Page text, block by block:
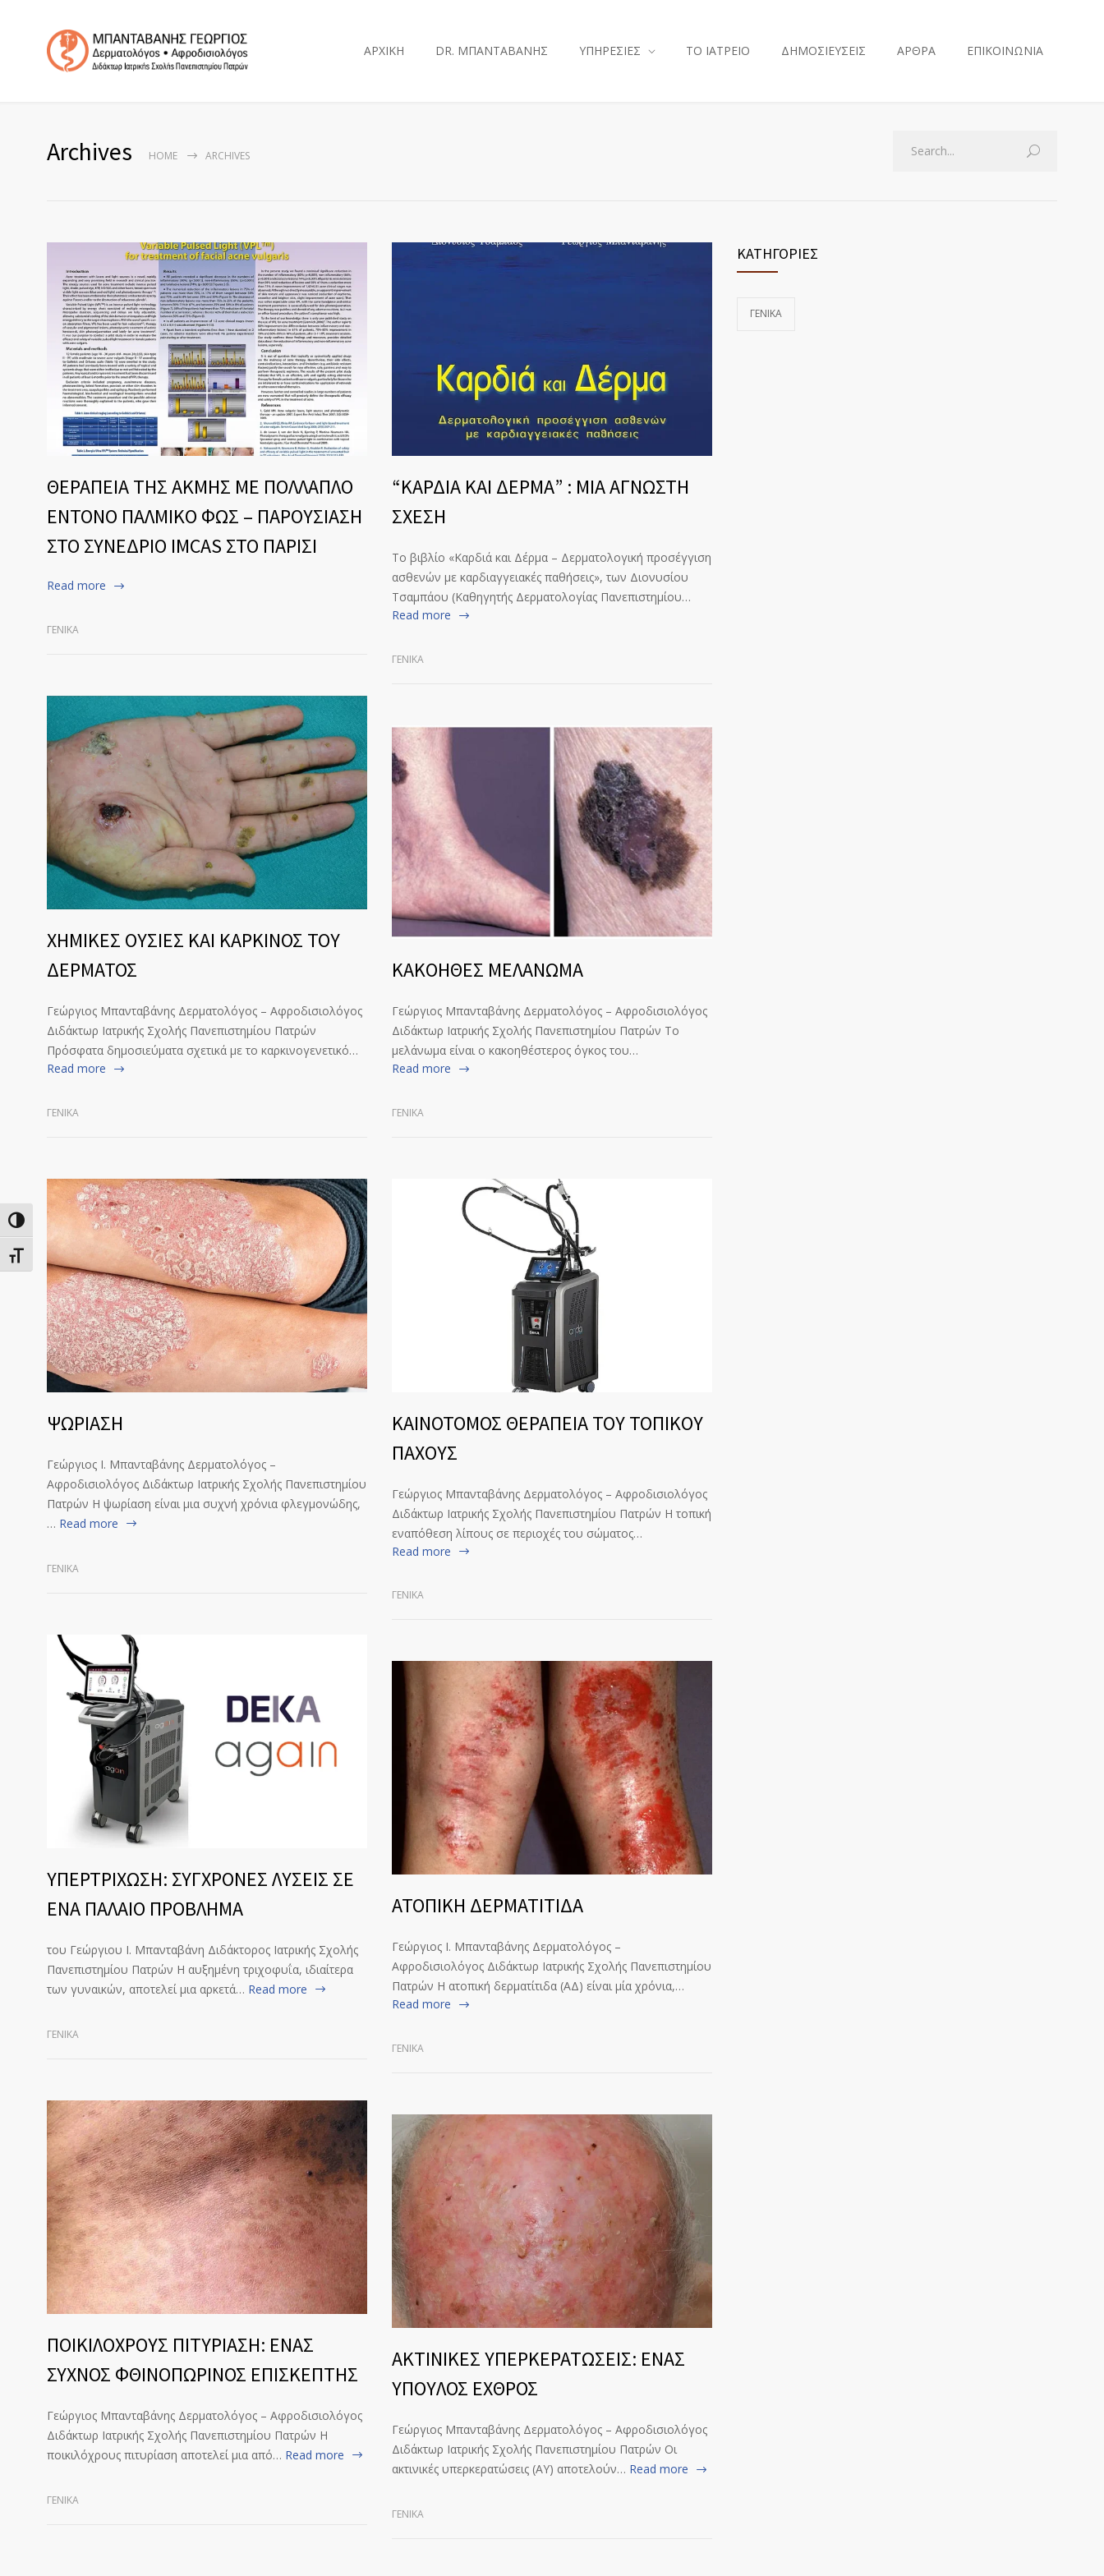
Εναλλαγή Υψηλής Αντίθεσης
Εναλλαγή Μεγέθους Γραμμάτων
ΑΡΧΙΚΗ DR. ΜΠΑΝΤΑΒΑΝΗΣ ΥΠΗΡΕΣΙΕΣ ΤΟ ΙΑΤΡΕΙΟ ΔΗΜΟΣΙΕΥΣΕΙΣ ΑΡΘΡΑ ΕΠΙΚΟΙΝΩΝΙΑ
Archives HOME ARCHIVES
ΘΕΡΑΠΕΙΑ ΤΗΣ ΑΚΜΗΣ ΜΕ ΠΟΛΛΑΠΛΟ
ΕΝΤΟΝΟ ΠΑΛΜΙΚΟ ΦΩΣ – ΠΑΡΟΥΣΙΑΣΗ
ΣΤΟ ΣΥΝΕΔΡΙΟ IMCAS ΣΤΟ ΠΑΡΙΣΙ
Read more
ΓΕΝΙΚΆ
ΧΗΜΙΚΕΣ ΟΥΣΙΕΣ ΚΑΙ ΚΑΡΚΙΝΟΣ ΤΟΥ
ΔΕΡΜΑΤΟΣ
Γεώργιος Μπανταβάνης Δερματολόγος – Αφροδισιολόγος
Διδάκτωρ Ιατρικής Σχολής Πανεπιστημίου Πατρών
Πρόσφατα δημοσιεύματα σχετικά με το καρκινογενετικό…
Read more
ΓΕΝΙΚΆ
ΨΩΡΙΑΣΗ
Γεώργιος Ι. Μπανταβάνης Δερματολόγος –
Αφροδισιολόγος Διδάκτωρ Ιατρικής Σχολής Πανεπιστημίου
Πατρών Η ψωρίαση είναι μια συχνή χρόνια φλεγμονώδης,
… Read more
ΓΕΝΙΚΆ
ΥΠΕΡΤΡΙΧΩΣΗ: ΣΥΓΧΡΟΝΕΣ ΛΥΣΕΙΣ ΣΕ
ΕΝΑ ΠΑΛΑΙΟ ΠΡΟΒΛΗΜΑ
του Γεώργιου Ι. Μπανταβάνη Διδάκτορος Ιατρικής Σχολής
Πανεπιστημίου Πατρών Η αυξημένη τριχοφυΐα, ιδιαίτερα
των γυναικών, αποτελεί μια αρκετά… Read more
ΓΕΝΙΚΆ
ΠΟΙΚΙΛΟΧΡΟΥΣ ΠΙΤΥΡΙΑΣΗ: ΕΝΑΣ
ΣΥΧΝΟΣ ΦΘΙΝΟΠΩΡΙΝΟΣ ΕΠΙΣΚΕΠΤΗΣ
Γεώργιος Μπανταβάνης Δερματολόγος – Αφροδισιολόγος
Διδάκτωρ Ιατρικής Σχολής Πανεπιστημίου Πατρών Η
ποικιλόχρους πιτυρίαση αποτελεί μια από… Read more
ΓΕΝΙΚΆ
“ΚΑΡΔΙΑ ΚΑΙ ΔΕΡΜΑ” : ΜΙΑ ΑΓΝΩΣΤΗ
ΣΧΕΣΗ
Το βιβλίο «Καρδιά και Δέρμα – Δερματολογική προσέγγιση
ασθενών με καρδιαγγειακές παθήσεις», των Διονυσίου
Τσαμπάου (Καθηγητής Δερματολογίας Πανεπιστημίου…
Read more
ΓΕΝΙΚΆ
ΚΑΚΟΗΘΕΣ ΜΕΛΑΝΩΜΑ
Γεώργιος Μπανταβάνης Δερματολόγος – Αφροδισιολόγος
Διδάκτωρ Ιατρικής Σχολής Πανεπιστημίου Πατρών Το
μελάνωμα είναι ο κακοηθέστερος όγκος του…
Read more
ΓΕΝΙΚΆ
ΚΑΙΝΟΤΟΜΟΣ ΘΕΡΑΠΕΙΑ ΤΟΥ ΤΟΠΙΚΟΥ
ΠΑΧΟΥΣ
Γεώργιος Μπανταβάνης Δερματολόγος – Αφροδισιολόγος
Διδάκτωρ Ιατρικής Σχολής Πανεπιστημίου Πατρών Η τοπική
εναπόθεση λίπους σε περιοχές του σώματος…
Read more
ΓΕΝΙΚΆ
ΑΤΟΠΙΚΗ ΔΕΡΜΑΤΙΤΙΔΑ
Γεώργιος Ι. Μπανταβάνης Δερματολόγος –
Αφροδισιολόγος Διδάκτωρ Ιατρικής Σχολής Πανεπιστημίου
Πατρών Η ατοπική δερματίτιδα (ΑΔ) είναι μία χρόνια,…
Read more
ΓΕΝΙΚΆ
ΑΚΤΙΝΙΚΕΣ ΥΠΕΡΚΕΡΑΤΩΣΕΙΣ: ΕΝΑΣ
ΥΠΟΥΛΟΣ ΕΧΘΡΟΣ
Γεώργιος Μπανταβάνης Δερματολόγος – Αφροδισιολόγος
Διδάκτωρ Ιατρικής Σχολής Πανεπιστημίου Πατρών Οι
ακτινικές υπερκερατώσεις (ΑΥ) αποτελούν… Read more
ΓΕΝΙΚΆ
ΚΑΤΗΓΟΡΙΕΣ
ΓΕΝΙΚΆ